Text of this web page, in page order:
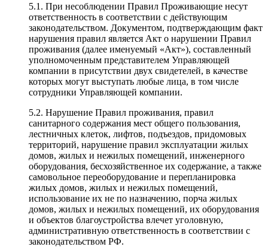
5.1. При несоблюдении Правил Проживающие несут
ответственность в соответствии с действующим
законодательством. Документом, подтверждающим факт
нарушения правил является Акт о нарушении Правил
проживания (далее именуемый «Акт»), составленный
уполномоченным представителем Управляющей
компании в присутствии двух свидетелей, в качестве
которых могут выступать любые лица, в том числе
сотрудники Управляющей компании.
5.2. Нарушение Правил проживания, правил
санитарного содержания мест общего пользования,
лестничных клеток, лифтов, подъездов, придомовых
территорий, нарушение правил эксплуатации жилых
домов, жилых и нежилых помещений, инженерного
оборудования, бесхозяйственное их содержание, а также
самовольное переоборудование и перепланировка
жилых домов, жилых и нежилых помещений,
использование их не по назначению, порча жилых
домов, жилых и нежилых помещений, их оборудования
и объектов благоустройства влечет уголовную,
административную ответственность в соответствии с
законодательством РФ.